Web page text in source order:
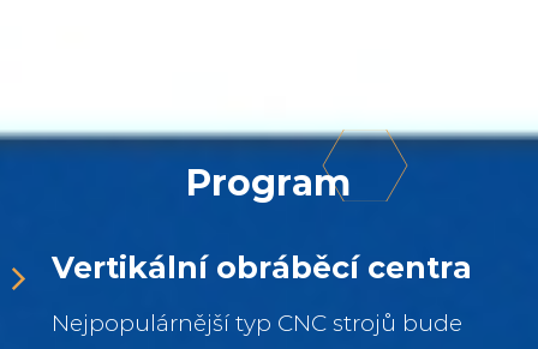
Program
Vertikální obráběcí centra
Nejpopulárnější typ CNC strojů bude